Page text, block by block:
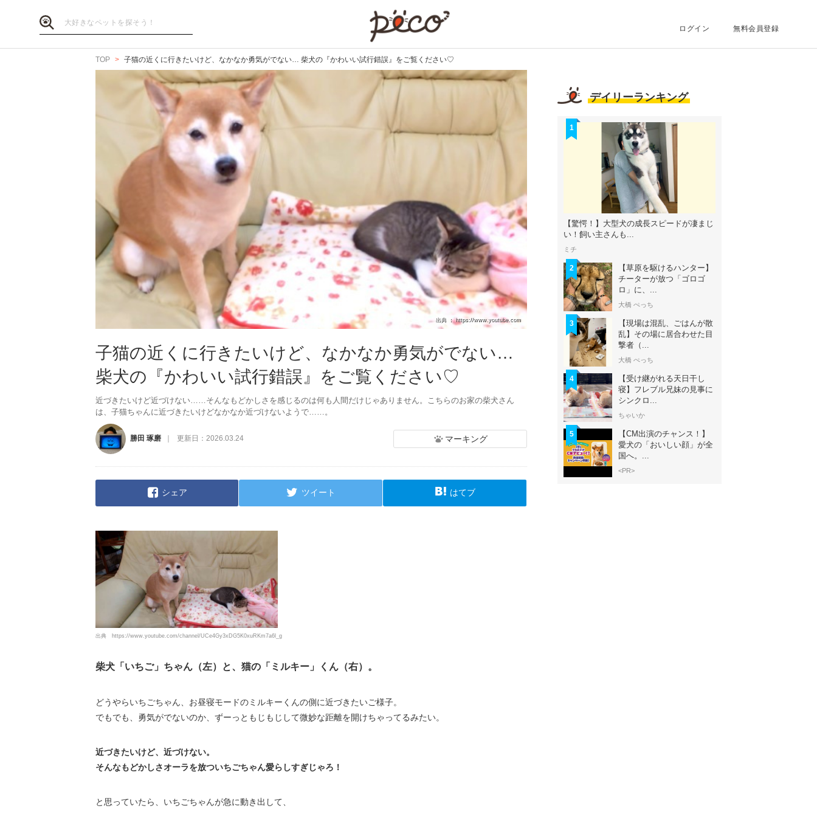
ログイン 無料会員登録
TOP 子猫の近くに行きたいけど、なかなか勇気がでない… 柴犬の『かわいい試行錯誤』をご覧ください♡
出典 ： https://www.youtube.com
子猫の近くに行きたいけど、なかなか勇気がでない…
柴犬の『かわいい試行錯誤』をご覧ください♡
近づきたいけど近づけない……そんなもどかしさを感じるのは何も人間だけじゃありません。こちらのお家の柴犬さん
は、子猫ちゃんに近づきたいけどなかなか近づけないようで……。
勝田 琢磨 更新日： 2026.03.24 マーキング
シェア ツイート はてブ
出典 https://www.youtube.com/channel/UCe4Gy3xDG5K0xuRKm7a6l_g
柴犬「いちご」ちゃん（左）と、猫の「ミルキー」くん（右）。
どうやらいちごちゃん、お昼寝モードのミルキーくんの側に近づきたいご様子。
でもでも、勇気がでないのか、ずーっともじもじして微妙な距離を開けちゃってるみたい。
近づきたいけど、近づけない。
そんなもどかしさオーラを放ついちごちゃん愛らしすぎじゃろ！
と思っていたら、いちごちゃんが急に動き出して、
デイリーランキング
1
【驚愕！】大型犬の成長スピードが凄まじ
い！飼い主さんも...
ミチ
2
【草原を駆けるハンター】
チーターが放つ「ゴロゴ
ロ」に、...
大橋 ぺっち
3
【現場は混乱、ごはんが散
乱】その場に居合わせた目
撃者（...
大橋 ぺっち
4
【受け継がれる天日干し
寝】フレブル兄妹の見事に
シンクロ...
ちゃいか
5
【CM出演のチャンス！】
愛犬の「おいしい顔」が全
国へ。...
<PR>